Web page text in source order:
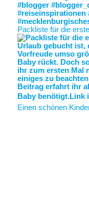
Packliste für die
Einen schönen